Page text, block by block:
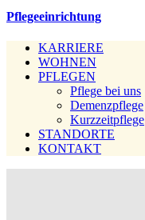
Pflegeeinrichtung
KARRIERE
WOHNEN
PFLEGEN
Pflege bei uns
Demenzpflege
Kurzzeitpflege
STANDORTE
KONTAKT